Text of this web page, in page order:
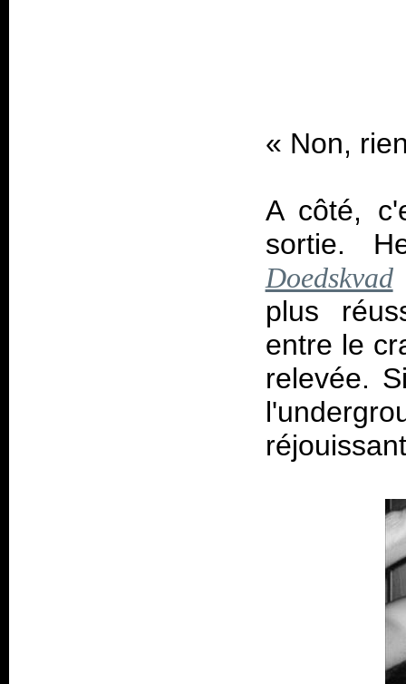
« Non,
A côté,
sortie.
Doedskvad
plus
entre le
relevée.